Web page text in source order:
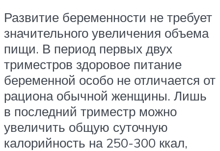
Развитие беременности не требует
значительного увеличения объема
пищи. В период первых двух
триместров здоровое питание
беременной особо не отличается от
рациона обычной женщины. Лишь
в последний триместр можно
увеличить общую суточную
калорийность на 250-300 ккал,